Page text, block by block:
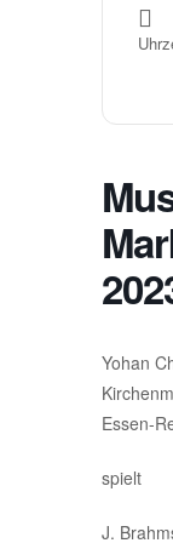
Yohan
Essen-
spielt
J.